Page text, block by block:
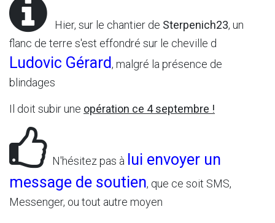
Hier, sur le chantier de Sterpenich23, un
flanc de terre s'est effondré sur le cheville d
Ludovic Gérard, malgré la présence de
blindages
Il doit subir une opération ce 4 septembre !
N'hésitez pas à
lui envoyer un
message de soutien, que ce soit SMS,
Messenger, ou tout autre moyen